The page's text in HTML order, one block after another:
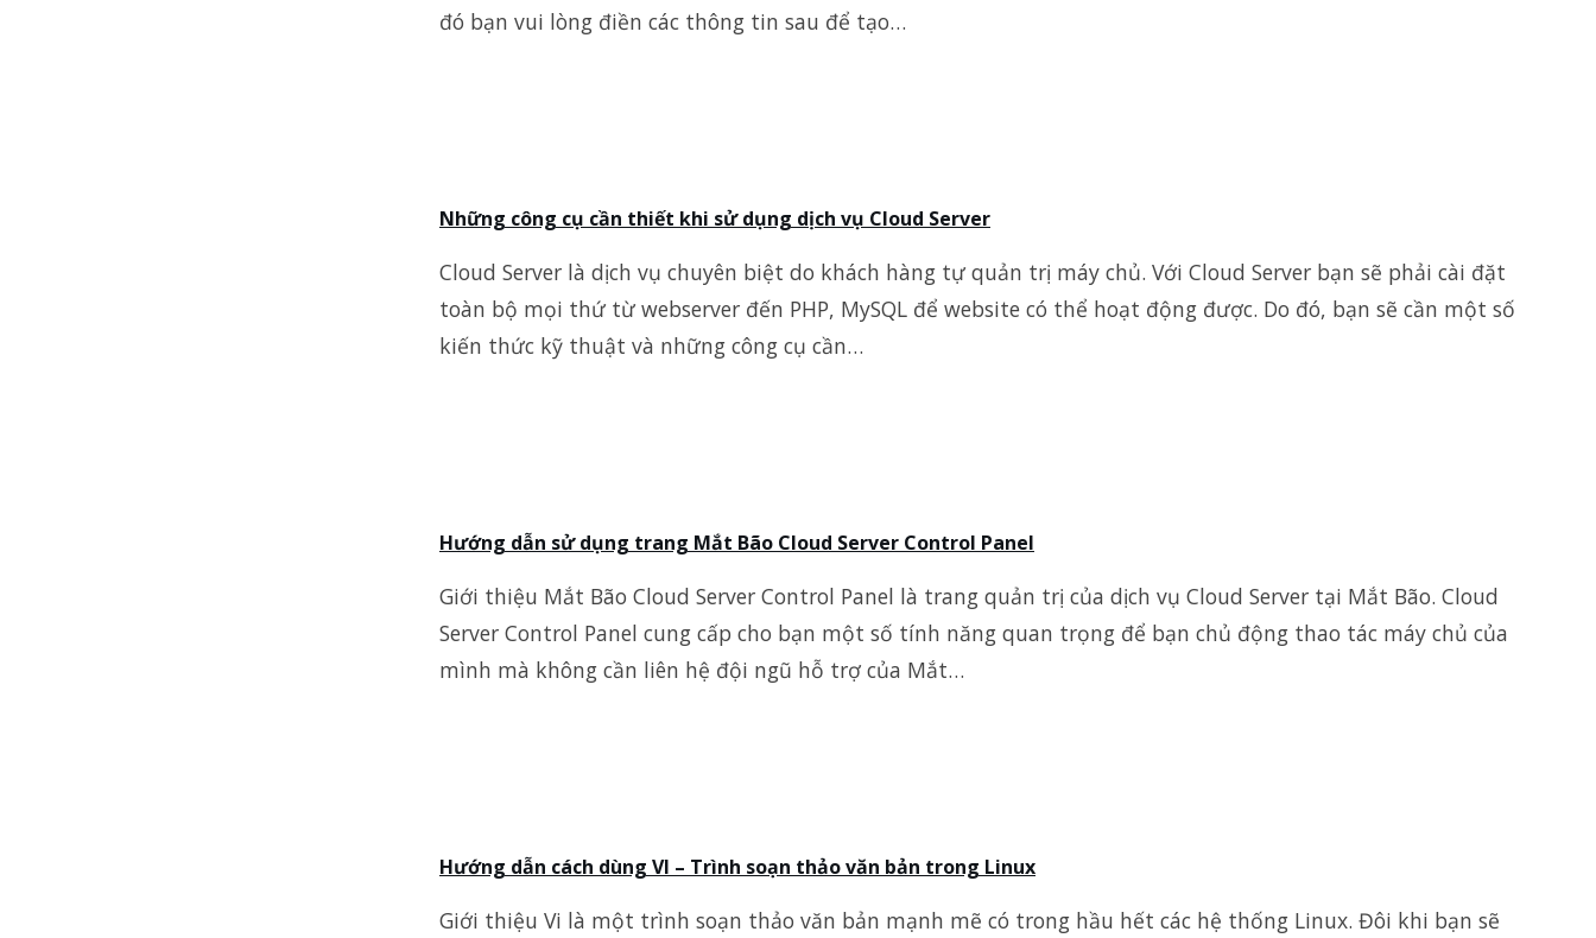
đó bạn vui lòng điền các thông tin sau để tạo…
Những công cụ cần thiết khi sử dụng dịch vụ Cloud Server
Cloud Server là dịch vụ chuyên biệt do khách hàng tự quản trị máy chủ. Với Cloud Server bạn sẽ phải cài đặt
toàn bộ mọi thứ từ webserver đến PHP, MySQL để website có thể hoạt động được. Do đó, bạn sẽ cần một số
kiến thức kỹ thuật và những công cụ cần…
Hướng dẫn sử dụng trang Mắt Bão Cloud Server Control Panel
Giới thiệu Mắt Bão Cloud Server Control Panel là trang quản trị của dịch vụ Cloud Server tại Mắt Bão. Cloud
Server Control Panel cung cấp cho bạn một số tính năng quan trọng để bạn chủ động thao tác máy chủ của
mình mà không cần liên hệ đội ngũ hỗ trợ của Mắt…
Hướng dẫn cách dùng VI – Trình soạn thảo văn bản trong Linux
Giới thiệu Vi là một trình soạn thảo văn bản mạnh mẽ có trong hầu hết các hệ thống Linux. Đôi khi bạn sẽ